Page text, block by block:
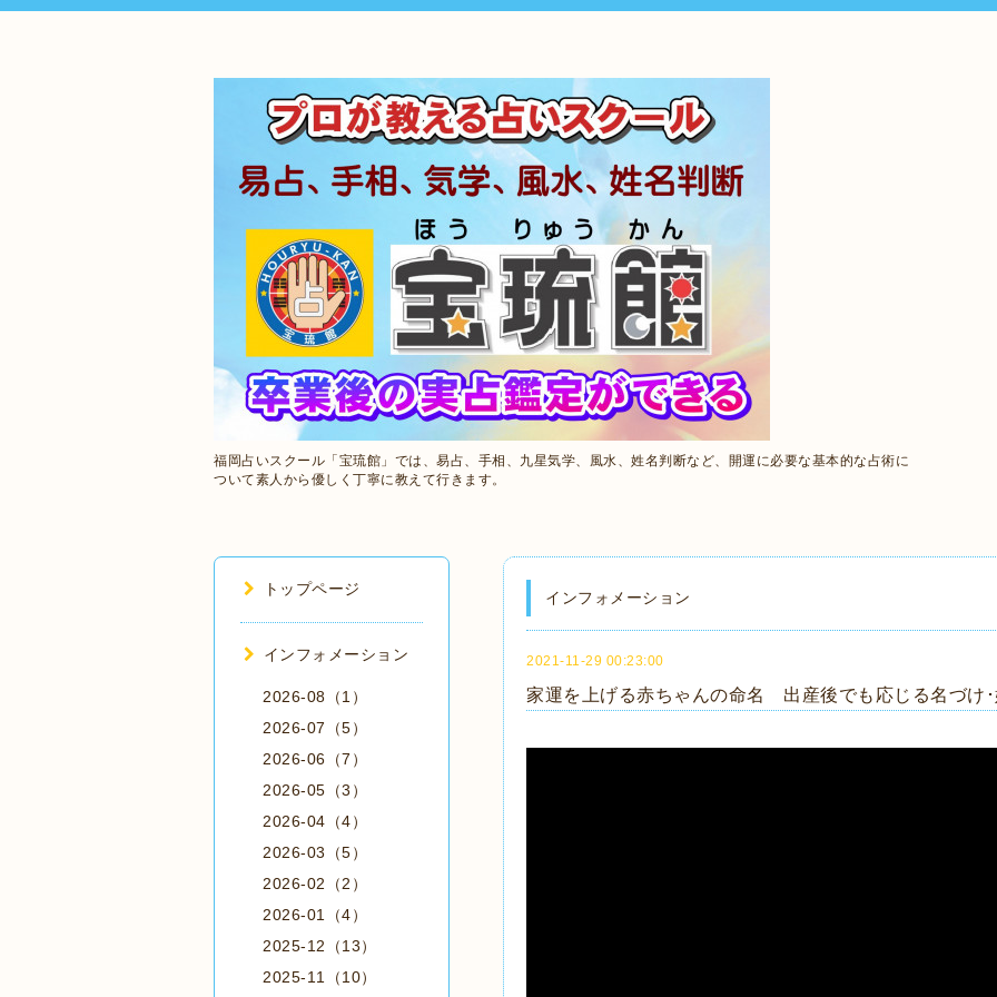
福岡占いスクール「宝琉館」では、易占、手相、九星気学、風水、姓名判断など、開運に必要な基本的な占術に
ついて素人から優しく丁寧に教えて行きます。
インフォメーション
2021-11-29 00:23:00
家運を上げる赤ちゃんの命名 出産後でも応じる名づけ
トップページ
インフォメーション
2026-08（1）
2026-07（5）
2026-06（7）
2026-05（3）
2026-04（4）
2026-03（5）
2026-02（2）
2026-01（4）
2025-12（13）
2025-11（10）